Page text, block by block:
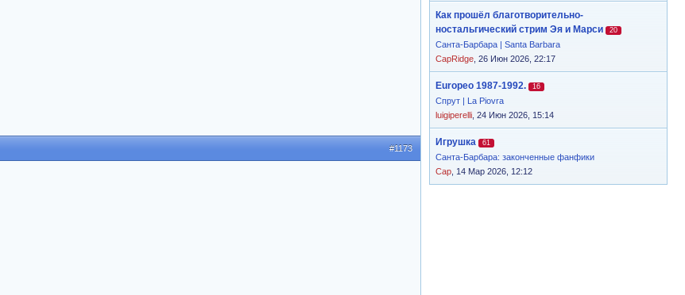
Как прошёл благотворительно-
ностальгический стрим Эя и Марси
20
Санта-Барбара | Santa Barbara
CapRidge , 26 Июн 2026, 22:17
Europeo 1987-1992. 16
Спрут | La Piovra
luigiperelli , 24 Июн 2026, 15:14
Игрушка 61
Санта-Барбара: законченные фанфики
Cap , 14 Мар 2026, 12:12
#1173